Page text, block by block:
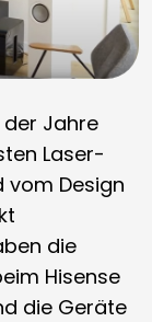
der Jahre
Laser-
vom Design
die
Hisense
die Geräte